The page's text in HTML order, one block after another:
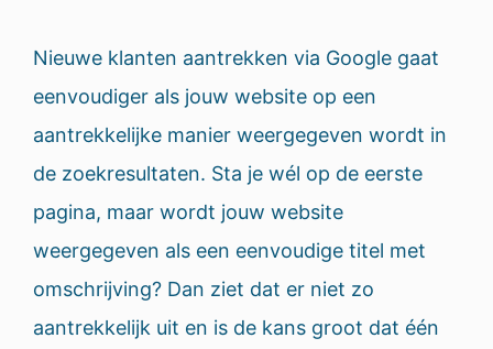
Nieuwe klanten aantrekken via Google gaat
eenvoudiger als jouw website op een
aantrekkelijke manier weergegeven wordt in
de zoekresultaten. Sta je wél op de eerste
pagina, maar wordt jouw website
weergegeven als een eenvoudige titel met
omschrijving? Dan ziet dat er niet zo
aantrekkelijk uit en is de kans groot dat één